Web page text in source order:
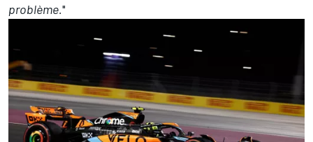
problème."